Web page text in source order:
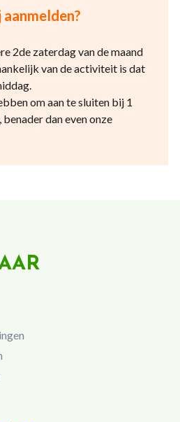
2de zaterdag van de maand
van de activiteit is dat
om aan te sluiten bij 1
dan even onze